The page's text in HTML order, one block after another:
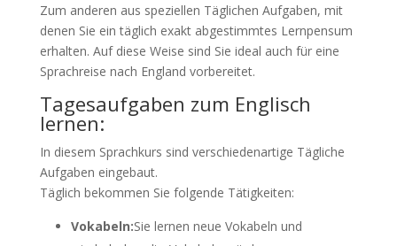
Zum anderen aus speziellen Täglichen Aufgaben, mit
denen Sie ein täglich exakt abgestimmtes Lernpensum
erhalten. Auf diese Weise sind Sie ideal auch für eine
Sprachreise nach England vorbereitet.
Tagesaufgaben zum Englisch
lernen:
In diesem Sprachkurs sind verschiedenartige Tägliche
Aufgaben eingebaut.
Täglich bekommen Sie folgende Tätigkeiten:
Vokabeln:Sie lernen neue Vokabeln und